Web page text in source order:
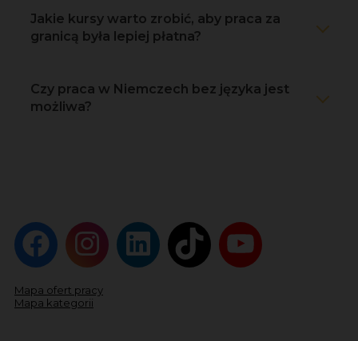
Jakie kursy warto zrobić, aby praca za
granicą była lepiej płatna?
Czy praca w Niemczech bez języka jest
możliwa?
Mapa ofert pracy
Mapa kategorii